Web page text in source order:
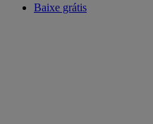
Baixe grátis